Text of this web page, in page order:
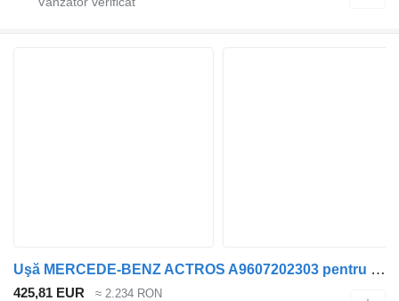
Uşă MERCEDE-BENZ ACTROS A9607202303 pentru cap tractor Mercedes-Benz Antos, Arocs, Actros MP4 (2012-)
425,81 EUR ≈ 2.234 RON